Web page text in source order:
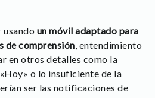
usando un móvil adaptado para
de comprensión, entendimiento
en otros detalles como la
o lo insuficiente de la
ser las notificaciones de